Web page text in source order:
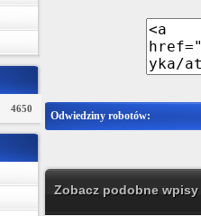
4650
Odwiedziny robotów:
Zobacz podobne